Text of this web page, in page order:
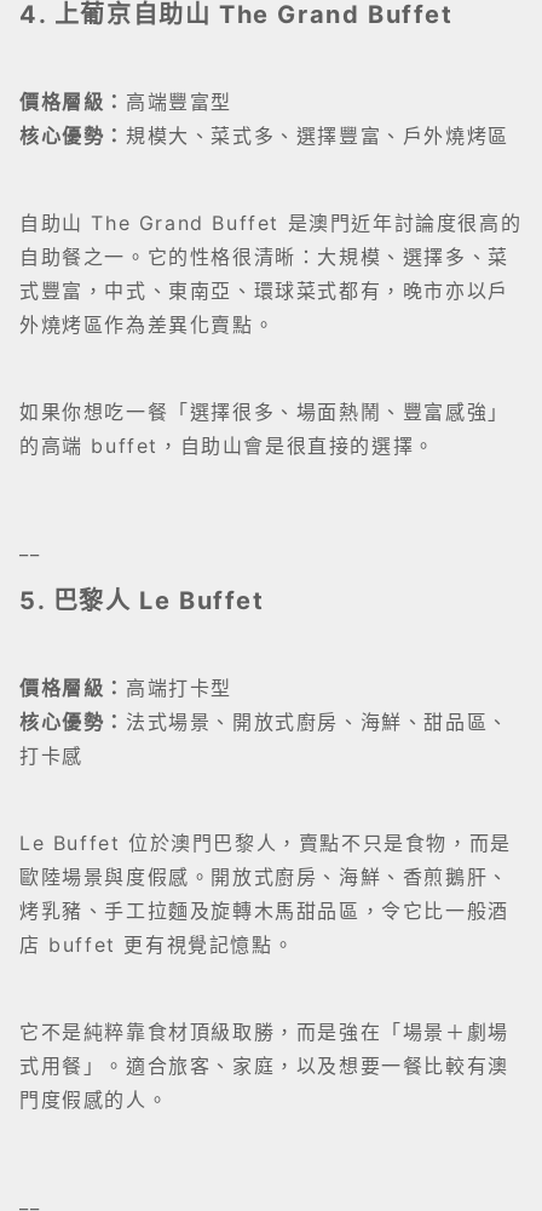
4. 上葡京自助山 The Grand Buffet
價格層級： 高端豐富型
核心優勢： 規模大、菜式多、選擇豐富、戶外燒烤區
自助山 The Grand Buffet 是澳門近年討論度很高的
自助餐之一。它的性格很清晰：大規模、選擇多、菜
式豐富，中式、東南亞、環球菜式都有，晚市亦以戶
外燒烤區作為差異化賣點。
如果你想吃一餐「選擇很多、場面熱鬧、豐富感強」
的高端 buffet，自助山會是很直接的選擇。
5. 巴黎人 Le Buffet
價格層級： 高端打卡型
核心優勢： 法式場景、開放式廚房、海鮮、甜品區、
打卡感
Le Buffet 位於澳門巴黎人，賣點不只是食物，而是
歐陸場景與度假感。開放式廚房、海鮮、香煎鵝肝、
烤乳豬、手工拉麵及旋轉木馬甜品區，令它比一般酒
店 buffet 更有視覺記憶點。
它不是純粹靠食材頂級取勝，而是強在「場景＋劇場
式用餐」。適合旅客、家庭，以及想要一餐比較有澳
門度假感的人。